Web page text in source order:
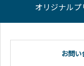
オリジナル
お問